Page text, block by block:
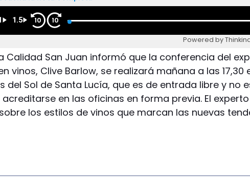
1.5 10 10
Powered by
Calidad San Juan informó que la conferencia del
vinos, Clive Barlow, se realizará mañana a las 17,30
del Sol de Santa Lucía, que es de entrada libre y no
en las oficinas en forma previa. El experto
los estilos de vinos que marcan las nuevas